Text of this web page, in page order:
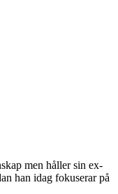
men håller sin ex-
han idag fokuserar på